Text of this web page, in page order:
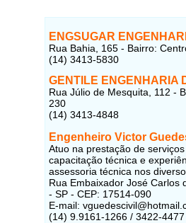
ENGSUGAR
Rua Bahia, 165 - Bairro:
(14) 3413-5830
GENTILE ENGENHARIA
Rua Júlio de Mesquita, 112 -
230
(14) 3413-4848
Engenheiro Victor
Atuo na prestação de
capacitação técnica e
assessoria técnica nos
Rua Embaixador José Carlos
- SP - CEP: 17514-090
E-mail:
(14) 9.9161-1266 / 3422-4477